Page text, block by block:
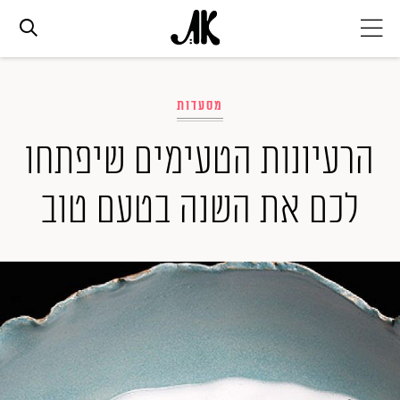
אופנה
ביוטי
סלבס
ערוצים נוספים
המגזין
מסעדות
הרעיונות הטעימים שיפתחו
לכם את השנה בטעם טוב